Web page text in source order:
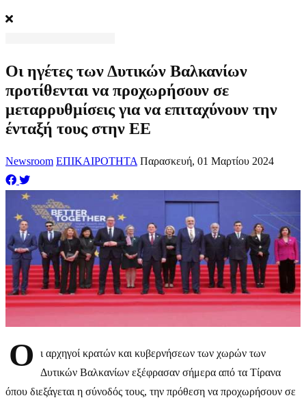
Οι ηγέτες των Δυτικών Βαλκανίων
προτίθενται να προχωρήσουν σε
μεταρρυθμίσεις για να επιταχύνουν την
ένταξή τους στην ΕΕ
Newsroom ΕΠΙΚΑΙΡΟΤΗΤΑ Παρασκευή, 01 Μαρτίου 2024
Ο
ι αρχηγοί κρατών και κυβερνήσεων των χωρών των
Δυτικών Βαλκανίων εξέφρασαν σήμερα από τα Τίρανα
όπου διεξάγεται η σύνοδός τους, την πρόθεση να προχωρήσουν σε